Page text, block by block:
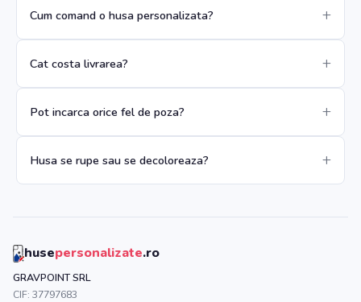
Cum comand o husa personalizata?
Cat costa livrarea?
Pot incarca orice fel de poza?
Husa se rupe sau se decoloreaza?
husepersonalizate.ro
GRAVPOINT SRL
CIF: 37797683